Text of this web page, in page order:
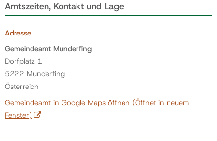
Amtszeiten, Kontakt und Lage
Adresse
Gemeindeamt Munderfing
Dorfplatz 1
5222 Munderfing
Österreich
Gemeindeamt in Google Maps öffnen (Öffnet in neuem
Fenster)